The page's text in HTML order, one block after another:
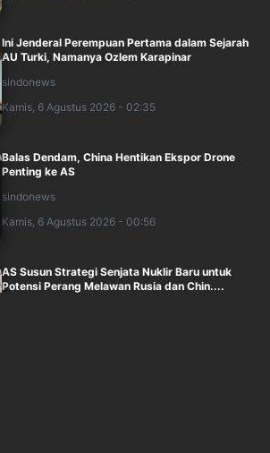
Ini Jenderal Perempuan Pertama dalam Sejarah
AU Turki, Namanya Ozlem Karapinar
sindonews
Kamis, 6 Agustus 2026 - 02:35
Balas Dendam, China Hentikan Ekspor Drone
Penting ke AS
sindonews
Kamis, 6 Agustus 2026 - 00:56
AS Susun Strategi Senjata Nuklir Baru untuk
Potensi Perang Melawan Rusia dan Chin....